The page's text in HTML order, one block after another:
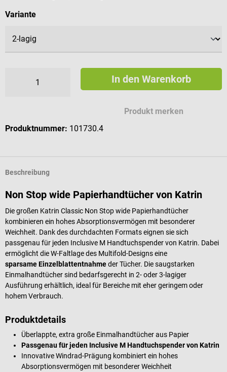
Varianteauswählen
In den Warenkorb
Produkt merken
Produktnummer: 101730.4
Beschreibung
Non Stop wide Papierhandtücher von Katrin
Die großen Katrin Classic Non Stop wide Papierhandtücher
kombinieren ein hohes Absorptionsvermögen mit besonderer
Weichheit. Dank des durchdachten Formats eignen sie sich
passgenau für jeden Inclusive M Handtuchspender von Katrin. Dabei
ermöglicht die W-Faltlage des Multifold-Designs eine
sparsame Einzelblattentnahmeder Tücher. Die saugstarken
Einmalhandtücher sind bedarfsgerecht in 2- oder 3-lagiger
Ausführung erhältlich, ideal für Bereiche mit eher geringem oder
hohem Verbrauch.
Produktdetails
Überlappte, extra große Einmalhandtücher aus Papier
Passgenau für jeden Inclusive M Handtuchspender von Katrin
Innovative Windrad-Prägung kombiniert ein hohes
Absorptionsvermögen mit besonderer Weichheit